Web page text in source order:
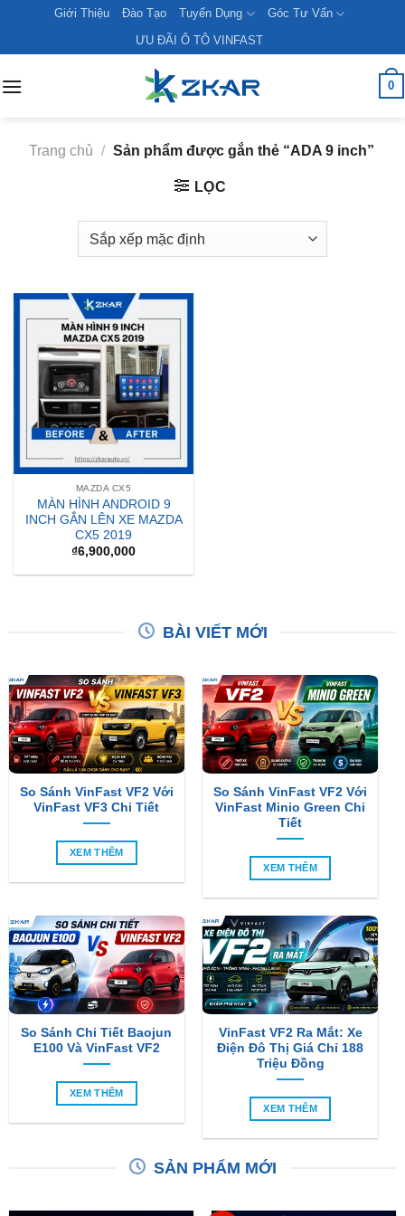
content
Giới Thiệu Đào Tạo Tuyển Dụng
Góc Tư Vấn
ƯU ĐÃI Ô TÔ VINFAST
0
Trang chủ / Sản phẩm được gắn thẻ “ADA 9 inch”
LỌC
MAZDA CX5
MÀN HÌNH ANDROID 9
INCH GẮN LÊN XE MAZDA
CX5 2019
₫6,900,000
BÀI VIẾT MỚI
So Sánh VinFast VF2 Với
VinFast VF3 Chi Tiết
XEM THÊM
So Sánh VinFast VF2 Với
VinFast Minio Green Chi
Tiết
XEM THÊM
So Sánh Chi Tiết Baojun
E100 Và VinFast VF2
XEM THÊM
VinFast VF2 Ra Mắt: Xe
Điện Đô Thị Giá Chỉ 188
Triệu Đồng
XEM THÊM
SẢN PHẨM MỚI